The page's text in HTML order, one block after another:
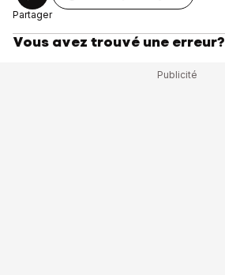
Partager
Vous avez trouvé une erreur?